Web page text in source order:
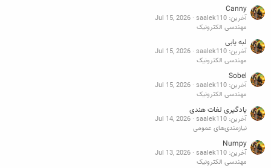
Canny
آخرین: saalek110
Jul 15, 2026
مهندسی الکترونیک
لبه یابی
آخرین: saalek110
Jul 15, 2026
مهندسی الکترونیک
Sobel
آخرین: saalek110
Jul 15, 2026
مهندسی الکترونیک
یادگیری لغات هندی
آخرین: saalek110
Jul 14, 2026
نیازمندی‌های عمومی
Numpy
آخرین: saalek110
Jul 13, 2026
مهندسی الکترونیک